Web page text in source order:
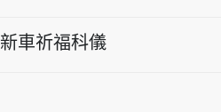
新車祈福科儀